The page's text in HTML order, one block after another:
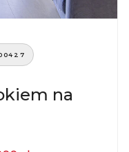
na